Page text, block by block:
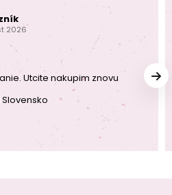
2026
Utcite nakupim znovu